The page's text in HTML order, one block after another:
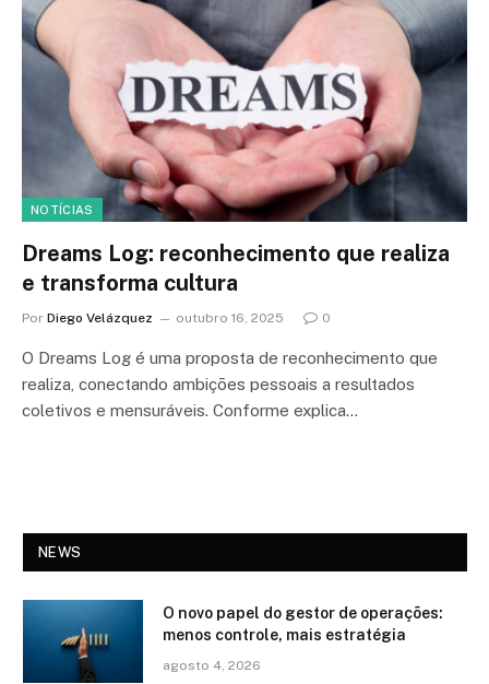
NOTÍCIAS
Dreams Log: reconhecimento que realiza
e transforma cultura
Por Diego Velázquez outubro 16, 2025 0
O Dreams Log é uma proposta de reconhecimento que
realiza, conectando ambições pessoais a resultados
coletivos e mensuráveis. Conforme explica…
NEWS
O novo papel do gestor de operações:
menos controle, mais estratégia
agosto 4, 2026